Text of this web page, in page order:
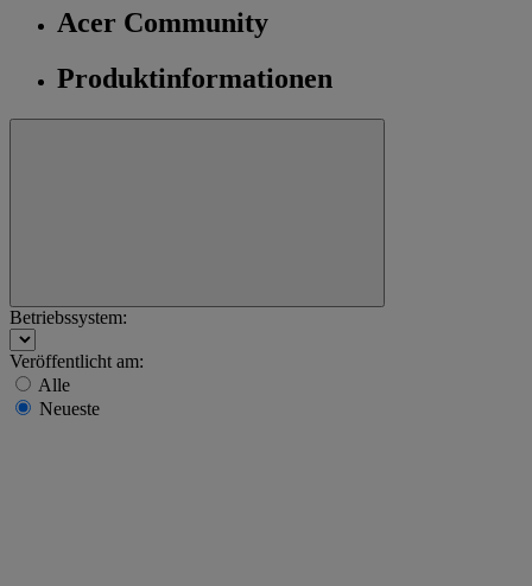
Acer Community
Produktinformationen
Betriebssystem:
Veröffentlicht am:
Alle
Neueste